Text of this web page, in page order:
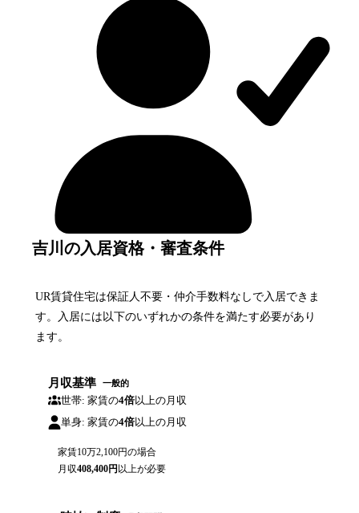
吉川の入居資格・審査条件
UR賃貸住宅は保証人不要・仲介手数料なしで入居できま
す。入居には以下のいずれかの条件を満たす必要があり
ます。
月収基準 一般的
世帯: 家賃の4倍以上の月収
単身: 家賃の4倍以上の月収
家賃10万2,100円の場合
月収408,400円 以上が必要